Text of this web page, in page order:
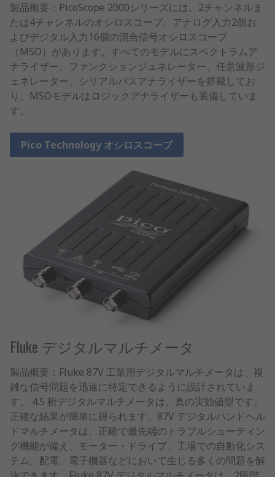
製品概要：PicoScope 2000シリーズには、2チャンネルま
たは4チャンネルのオシロスコープ、アナログ入力2個お
よびデジタル入力16個の混合信号オシロスコープ
（MSO）があります。すべてのモデルにスペクトラムア
ナライザー、ファンクションジェネレーター、任意波形ジ
ェネレーター、シリアルバスアナライザーを搭載してお
り、MSOモデルはロジックアナライザーも装備していま
す。
Pico Technology オシロスコープ
Fluke デジタルマルチメータ
製品概要：Fluke 87V 工業用デジタルマルチメータは、複
雑な信号問題を迅速に特定できるように設計されていま
す。 4.5 桁デジタルマルチメータは、真の実効値型です。
正確な結果が簡単に得られます。87V デジタルハンドヘル
ドマルチメータは、正確で最先端のトラブルシューティン
グ機能が備え、モーター・ドライブ、工場での自動化シス
テム、配電、電子機器などにおいて生じる多くの問題を解